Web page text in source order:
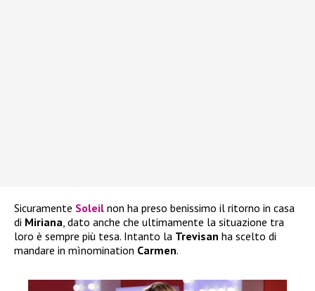
Sicuramente Soleil non ha preso benissimo il ritorno in casa
di Miriana, dato anche che ultimamente la situazione tra
loro è sempre più tesa. Intanto la Trevisan ha scelto di
mandare in mìnomination Carmen.